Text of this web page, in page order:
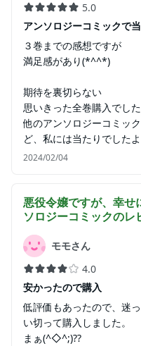
5.0
アンソロジーコミックで
３巻までの感想ですが
満足感があり(*^^*)
期待を裏切らない
思いきった全巻購入でした
他のアンソロジーコミッ
ど、私には当たりでした
2024/02/04
悪役令嬢ですが、幸
ソロジーコミックのレ
モモさん
4.0
安かったので購入
低評価もあったので、迷
い切って購入しました。
まぁ(^◇^;)??